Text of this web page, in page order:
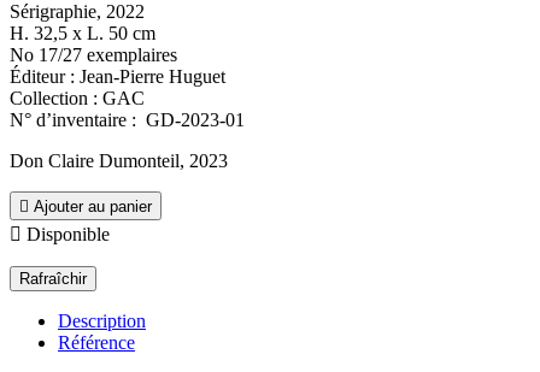
Sérigraphie, 2022
H. 32,5 x L. 50 cm
No 17/27 exemplaires
Éditeur : Jean-Pierre Huguet
Collection : GAC
N° d’inventaire : GD-2023-01
Don Claire Dumonteil, 2023
 Ajouter au panier
 Disponible
Description
Référence